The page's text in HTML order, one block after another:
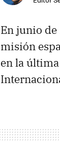
En junio
misión
en la